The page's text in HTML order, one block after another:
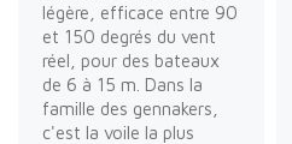
légère, efficace entre 90
et 150 degrés du vent
réel, pour des bateaux
de 6 à 15 m. Dans la
famille des gennakers,
c'est la voile la plus